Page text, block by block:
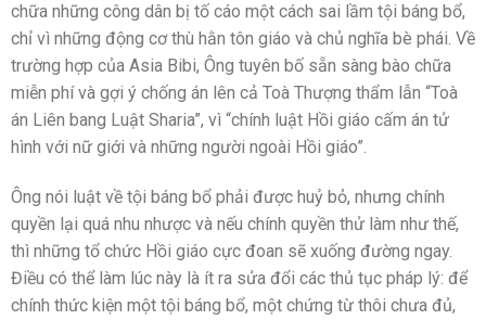
chữa những công dân bị tố cáo một cách sai lầm tội báng bổ,
chỉ vì những động cơ thù hằn tôn giáo và chủ nghĩa bè phái. Về
trường hợp của Asia Bibi, Ông tuyên bố sẵn sàng bào chữa
miễn phí và gợi ý chống án lên cả Toà Thượng thẩm lẫn “Toà
án Liên bang Luật Sharia”, vì “chính luật Hồi giáo cấm án tử
hình với nữ giới và những người ngoài Hồi giáo”.
Ông nói luật về tội báng bổ phải được huỷ bỏ, nhưng chính
quyền lại quá nhu nhược và nếu chính quyền thử làm như thế,
thì những tổ chức Hồi giáo cực đoan sẽ xuống đường ngay.
Điều có thể làm lúc này là ít ra sửa đổi các thủ tục pháp lý: để
chính thức kiện một tội báng bổ, một chứng từ thôi chưa đủ,